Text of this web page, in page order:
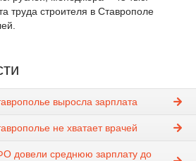
труда строителя в Ставрополе
выросла зарплата
не хватает врачей
среднюю зарплату до